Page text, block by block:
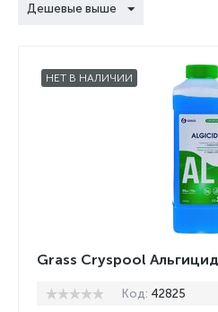
Дешевые выше
НЕТ В НАЛИЧИИ
Grass Cryspool
Код: 42825